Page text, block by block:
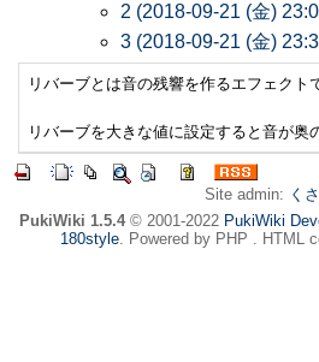
2 (2018-09-21 (金)
3 (2018-09-21 (金)
リバーブとは音の残響を作るエフェクト
Site admin: く
PukiWiki 1.5.4© 2001-2022 PukiWiki
180style. Powered by PHP . HTML